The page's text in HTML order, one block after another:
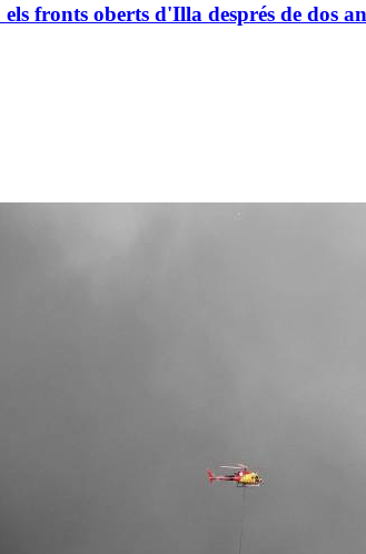
fronts oberts d'Illa després de dos